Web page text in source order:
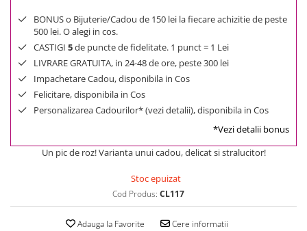
100 Lei - 200 Lei
200 Lei - 300 Lei
300 Lei - 500 Lei
500 Lei - 1000 Lei
1000 Lei +
BONUS o Bijuterie/Cadou de 150 lei la fiecare achizitie de peste
500 lei. O alegi in cos.
CASTIGI 5de puncte de fidelitate. 1 punct = 1 Lei
LIVRARE GRATUITA, in 24-48 de ore, peste 300 lei
Impachetare Cadou, disponibila in Cos
Felicitare, disponibila in Cos
Personalizarea Cadourilor* (vezi detalii), disponibila in Cos
*Vezi detalii bonus
Un pic de roz! Varianta unui cadou, delicat si stralucitor!
Stoc epuizat
Cod Produs: CL117
Adauga la Favorite Cere informatii